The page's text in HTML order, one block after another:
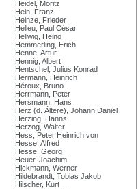
Heidel, Moritz
Hein, Franz
Heinze, Frieder
Helleu, Paul César
Hellwig, Heino
Hemmerling, Erich
Henne, Artur
Hennig, Albert
Hentschel, Julius Konrad
Hermann, Heinrich
Héroux, Bruno
Herrmann, Peter
Hersmann, Hans
Herz (d. Ältere), Johann Daniel
Herzing, Hanns
Herzog, Walter
Hess, Peter Heinrich von
Hesse, Alfred
Hesse, Georg
Heuer, Joachim
Hickmann, Werner
Hildebrandt, Tobias Jakob
Hilscher, Kurt